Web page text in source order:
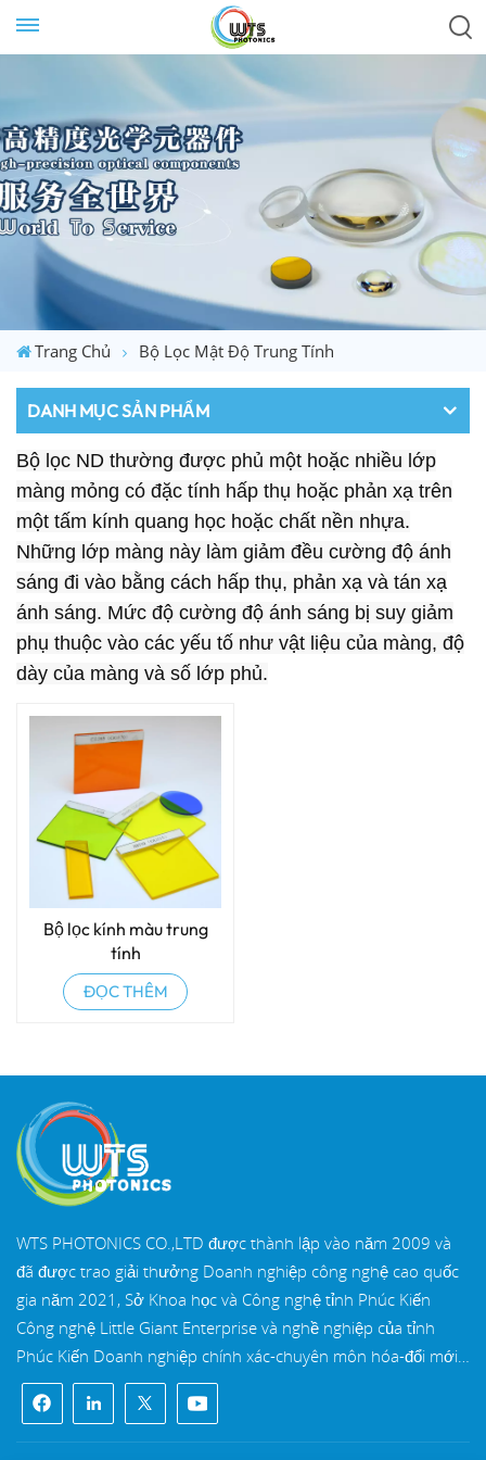
Trang Chủ Bộ Lọc Mật Độ Trung Tính
DANH MỤC SẢN PHẨM
Bộ lọc ND thường được phủ một hoặc nhiều lớp
màng mỏng có đặc tính hấp thụ hoặc phản xạ trên
một tấm kính quang học hoặc chất nền nhựa.
Những lớp màng này làm giảm đều cường độ ánh
sáng đi vào bằng cách hấp thụ, phản xạ và tán xạ
ánh sáng. Mức độ cường độ ánh sáng bị suy giảm
phụ thuộc vào các yếu tố như vật liệu của màng, độ
dày của màng và số lớp phủ.
Bộ lọc kính màu trung
tính
ĐỌC THÊM
WTS PHOTONICS CO.,LTD được thành lập vào năm 2009 và
đã được trao giải thưởng Doanh nghiệp công nghệ cao quốc
gia năm 2021, Sở Khoa học và Công nghệ tỉnh Phúc Kiến
Công nghệ Little Giant Enterprise và nghề nghiệp của tỉnh
Phúc Kiến Doanh nghiệp chính xác-chuyên môn hóa-đổi mới
vào năm 2022. WTS định vị tại Thành phố ven biển Đông Nam
xinh đẹp, Phúc Châu, một thành phố quang học nổi tiếng ở
Trung Quốc. WTS có 11.000 mét vuông nhà xưởng tiêu